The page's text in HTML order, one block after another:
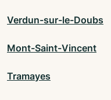
Verdun-sur-le-Doubs
Mont-Saint-Vincent
Tramayes